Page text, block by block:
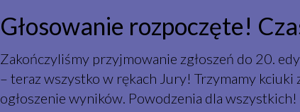
Głosowanie rozpoczęte!
Zakończyliśmy przyjmowanie zgłoszeń do 20.
– teraz wszystko w rękach Jury! Trzymamy
ogłoszenie wyników. Powodzenia dla wszystkich!